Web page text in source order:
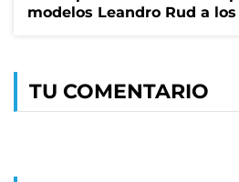
modelos Leandro Rud a los
TU COMENTARIO